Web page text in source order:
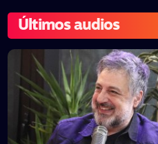
Últimos audios